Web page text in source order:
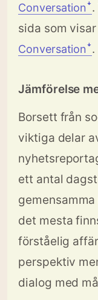
Conversationꜜ
sida som visar
Conversationꜜ.
Jämförelse
Borsett från
viktiga delar
ett antal
det mesta
förståelig
perspektiv
dialog med